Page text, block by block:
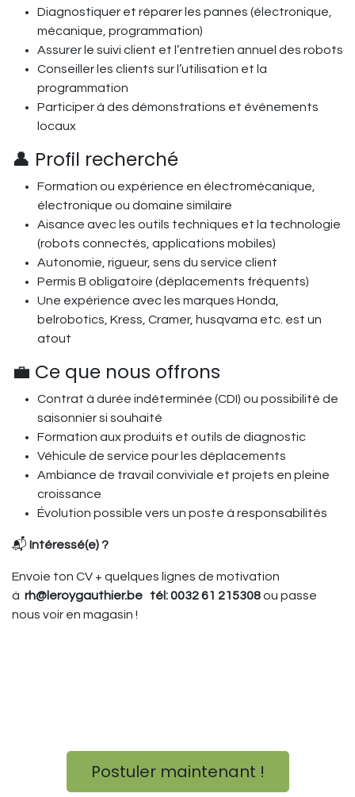
Diagnostiquer et réparer les pannes (électronique,
mécanique, programmation)
Assurer le suivi client et l’entretien annuel des robots
Conseiller les clients sur l’utilisation et la
programmation
Participer à des démonstrations et événements
locaux
👤 Profil recherché
Formation ou expérience en électromécanique,
électronique ou domaine similaire
Aisance avec les outils techniques et la technologie
(robots connectés, applications mobiles)
Autonomie, rigueur, sens du service client
Permis B obligatoire (déplacements fréquents)
Une expérience avec les marques Honda,
belrobotics, Kress, Cramer, husqvarna etc. est un
atout
💼 Ce que nous offrons
Contrat à durée indéterminée (CDI) ou possibilité de
saisonnier si souhaité
Formation aux produits et outils de diagnostic
Véhicule de service pour les déplacements
Ambiance de travail conviviale et projets en pleine
croissance
Évolution possible vers un poste à responsabilités
📬 Intéressé(e) ?
Envoie ton CV + quelques lignes de motivation
à rh@leroygauthier.be tél: 0032 61 215308ou passe
nous voir en magasin !
Postuler maintenant !